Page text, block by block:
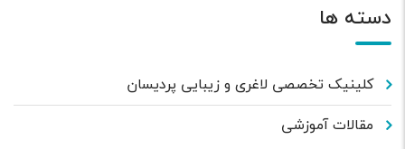
دسته ها
کلینیک تخصصی لاغری و زیبایی پردیسان
مقالات آموزشی